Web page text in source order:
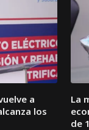
a
los
La
de